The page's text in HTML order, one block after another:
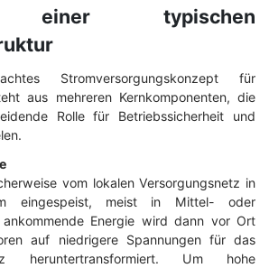
einer typischen
Stromversorgungskonzept für
aus mehreren Kernkomponenten, die
Rolle für Betriebssicherheit und
vom lokalen Versorgungsnetz in
eingespeist, meist in Mittel- oder
ankommende Energie wird dann vor Ort
auf niedrigere Spannungen für das
heruntertransformiert. Um hohe